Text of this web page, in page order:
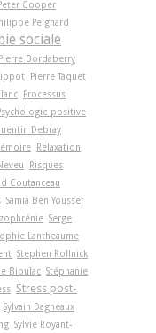
Cooper
Peignard
sociale
Pierre Bordaberry
Pierre Taquet
Processus
positive
Debray
Relaxation
Risques
Coutanceau
Samia Ben Youssef
Serge
Lantheaume
Stephen Rollnick
Bioulac Stéphanie
Stress post-
Sylvain Dagneaux
Sylvie Royant-